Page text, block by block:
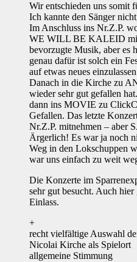
Wir entschieden uns somit
Ich kannte den Sänger
Im Anschluss ins Nr.Z.P.
WE WILL BE KALEID
bevorzugte Musik, aber es
genau dafür ist solch ein
auf etwas neues
Danach in die Kirche zu
wieder sehr gut gefallen
dann ins MOVIE zu
Gefallen. Das letzte
Nr.Z.P. mitnehmen – aber
Ärgerlich! Es war ja noch
Weg in den Lokschuppen
war uns einfach zu weit
Die Konzerte im
sehr gut besucht. Auch
Einlass.
+
recht vielfältige Auswahl
Nicolai Kirche als Spielort
allgemeine Stimmung